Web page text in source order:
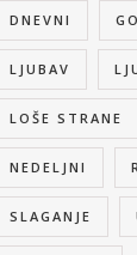
DNEVNI
LJUBAV
LOŠE STRANE
NEDELJNI
SLAGANJE